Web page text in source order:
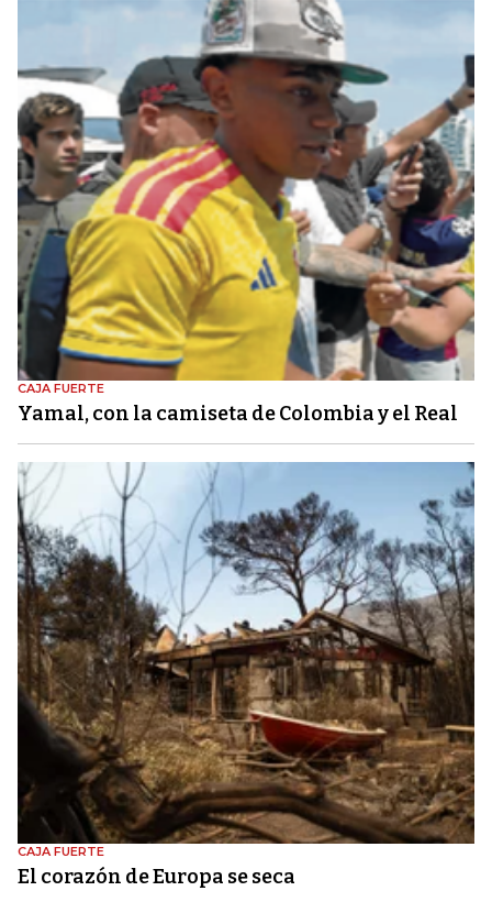
CAJA FUERTE
Yamal, con la camiseta de Colombia y el Real
CAJA FUERTE
El corazón de Europa se seca